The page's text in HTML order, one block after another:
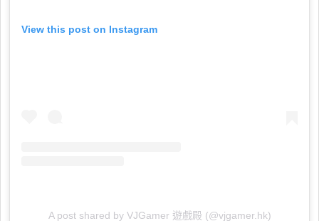
View this post on Instagram
A post shared by VJGamer 遊戲殿 (@vjgamer.hk)